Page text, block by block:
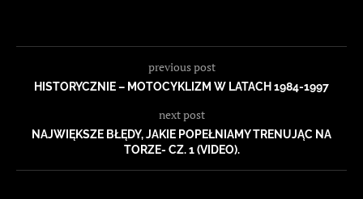
previous post
HISTORYCZNIE – MOTOCYKLIZM W LATACH 1984-1997
next post
NAJWIĘKSZE BŁĘDY, JAKIE POPEŁNIAMY TRENUJĄC NA
TORZE- CZ. 1 (VIDEO).